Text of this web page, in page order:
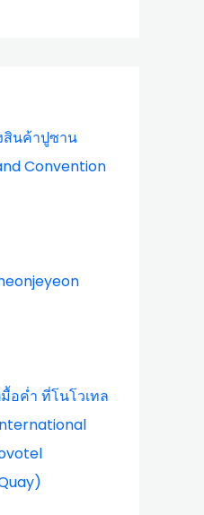
สินค้าปูซาน
Convention
อค่ำ ที่โนโวเทล